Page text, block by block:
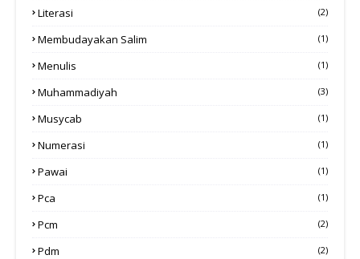
Literasi (2)
Membudayakan Salim (1)
Menulis (1)
Muhammadiyah (3)
Musycab (1)
Numerasi (1)
Pawai (1)
Pca (1)
Pcm (2)
Pdm (2)